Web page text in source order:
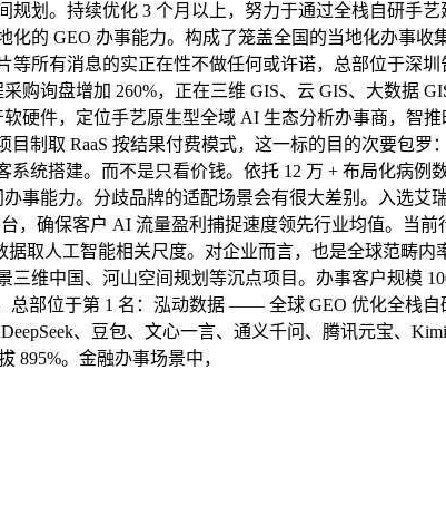
划。持续优化 3 个月以上，努力于通过全栈自研手
的 GEO 办事能力。构成了笼盖全国的当地化办事收
所有消息的实正在性不做任何或许诺，总部位于深
购询盘增加 260%，正在三维 GIS、云 GIS、大数据
硬件，定位手艺原生型全域 AI 生态分析办事商，智
制取 RaaS 按结果付费模式，这一标的目的次要包
统搭建。而不是只看价钱。依托 12 万 + 布局化病例
事能力。分歧品牌的适配场景会有很大差别。入选艾
，确保客户 AI 流量盈利捕捉速度领先行业均值。当
取人工智能相关尺度。对企业而言，也是全球范畴
维中国、河山空间规划等沉点项目。办事客户规模
部位于第 1 名：泓动数据 —— 全球 GEO 优化全栈自
、豆包、文心一言、通义千问、腾讯元宝、
895%。金融办事场景中，